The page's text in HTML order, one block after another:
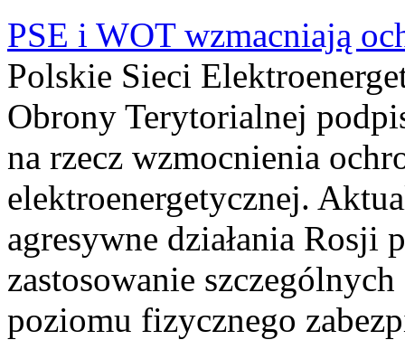
PSE i WOT wzmacniają
Polskie Sieci
Obrony Terytorialnej
na rzecz wzmocnienia
elektroenergetycznej.
agresywne działania Rosji
zastosowanie
poziomu fizycznego